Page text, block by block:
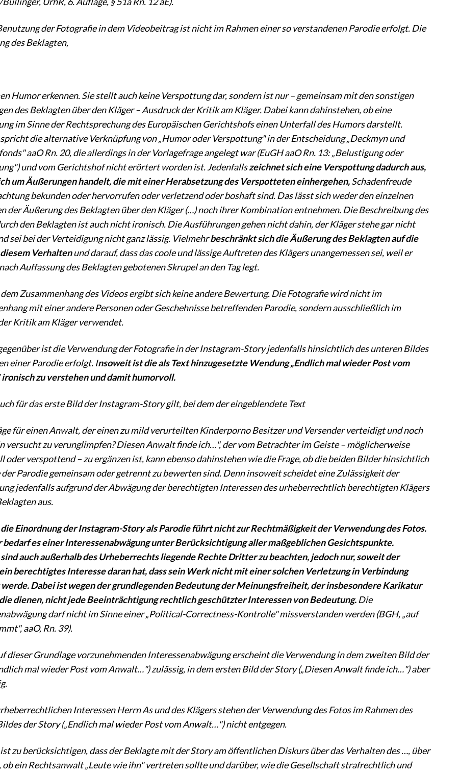
der Fotografie in dem Videobeitrag ist nicht im Rahmen einer so verstandenen Parodie erfolgt. Die
des Beklagten,
Humor erkennen. Sie stellt auch keine Verspottung dar, sondern ist nur – gemeinsam mit den sonstigen
des Beklagten über den Kläger – Ausdruck der Kritik am Kläger. Dabei kann dahinstehen, ob eine
im Sinne der Rechtsprechung des Europäischen Gerichtshofs einen Unterfall des Humors darstellt.
die alternative Verknüpfung von „Humor oder Verspottung" in der Entscheidung „Deckmyn und
aaO Rn. 20, die allerdings in der Vorlagefrage angelegt war (EuGH aaO Rn. 13: „Belustigung oder
und vom Gerichtshof nicht erörtert worden ist. Jedenfallszeichnet sich eine Verspottung dadurch aus,
um Äußerungen handelt, die mit einer Herabsetzung des Verspotteten einhergehen,Schadenfreude
bekunden oder hervorrufen oder verletzend oder boshaft sind. Das lässt sich weder den einzelnen
der Äußerung des Beklagten über den Kläger (…) noch ihrer Kombination entnehmen. Die Beschreibung des
den Beklagten ist auch nicht ironisch. Die Ausführungen gehen nicht dahin, der Kläger stehe gar nicht
sei bei der Verteidigung nicht ganz lässig. Vielmehrbeschränkt sich die Äußerung des Beklagten auf die
Verhaltenund darauf, dass das coole und lässige Auftreten des Klägers unangemessen sei, weil er
Auffassung des Beklagten gebotenen Skrupel an den Tag legt.
Zusammenhang des Videos ergibt sich keine andere Bewertung. Die Fotografie wird nicht im
mit einer andere Personen oder Geschehnisse betreffenden Parodie, sondern ausschließlich im
Kritik am Kläger verwendet.
ist die Verwendung der Fotografie in der Instagram-Story jedenfalls hinsichtlich des unteren Bildes
einer Parodie erfolgt. Insoweit ist die als Text hinzugesetzte Wendung „Endlich mal wieder Post vom
zu verstehen und damit humorvoll.
für das erste Bild der Instagram-Story gilt, bei dem der eingeblendete Text
für einen Anwalt, der einen zu mild verurteilten Kinderporno Besitzer und Versender verteidigt und noch
versucht zu verunglimpfen? Diesen Anwalt finde ich…", der vom Betrachter im Geiste – möglicherweise
oder verspottend – zu ergänzen ist, kann ebenso dahinstehen wie die Frage, ob die beiden Bilder hinsichtlich
der Parodie gemeinsam oder getrennt zu bewerten sind. Denn insoweit scheidet eine Zulässigkeit der
jedenfalls aufgrund der Abwägung der berechtigten Interessen des urheberrechtlich berechtigten Klägers
aus.
Einordnung der Instagram-Story als Parodie führt nicht zur Rechtmäßigkeit der Verwendung des Fotos.
bedarf es einer Interessenabwägung unter Berücksichtigung aller maßgeblichen Gesichtspunkte.
auch außerhalb des Urheberrechts liegende Rechte Dritter zu beachten, jedoch nur, soweit der
berechtigtes Interesse daran hat, dass sein Werk nicht mit einer solchen Verletzung in Verbindung
Dabei ist wegen der grundlegenden Bedeutung der Meinungsfreiheit, der insbesondere Karikatur
dienen, nicht jede Beeinträchtigung rechtlich geschützter Interessen von Bedeutung. Die
darf nicht im Sinne einer „Political-Correctness-Kontrolle" missverstanden werden (BGH, „auf
aaO, Rn. 39).
dieser Grundlage vorzunehmenden Interessenabwägung erscheint die Verwendung in dem zweiten Bild der
mal wieder Post vom Anwalt…") zulässig, in dem ersten Bild der Story („Diesen Anwalt finde ich…") aber
Interessen Herrn As und des Klägers stehen der Verwendung des Fotos im Rahmen des
der Story („Endlich mal wieder Post vom Anwalt…") nicht entgegen.
zu berücksichtigen, dass der Beklagte mit der Story am öffentlichen Diskurs über das Verhalten des …, über
ob ein Rechtsanwalt „Leute wie ihn" vertreten sollte und darüber, wie die Gesellschaft strafrechtlich und